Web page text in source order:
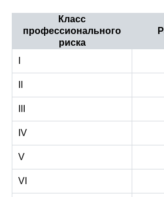
Класс
профессионального
риска
IV
V
VI